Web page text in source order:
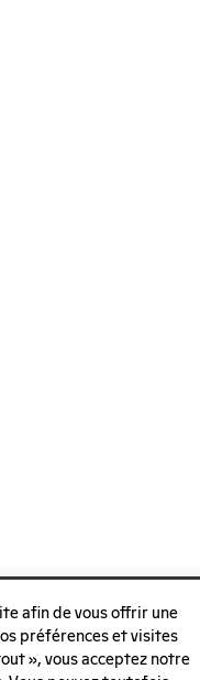
afin de vous offrir une
préférences et visites
», vous acceptez notre